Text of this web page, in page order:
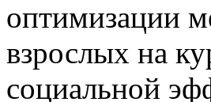
оптимизации
взрослых на
социальной